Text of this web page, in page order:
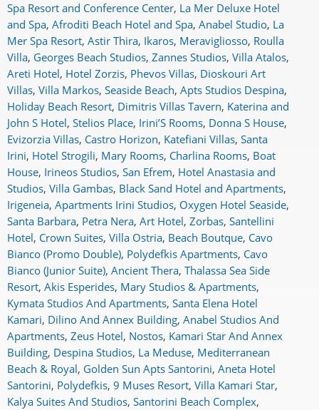
Spa Resort and Conference Center, La Mer Deluxe Hotel
and Spa, Afroditi Beach Hotel and Spa, Anabel Studio, La
Mer Spa Resort, Astir Thira, Ikaros, Meravigliosso, Roulla
Villa, Georges Beach Studios, Zannes Studios, Villa Atalos,
Areti Hotel, Hotel Zorzis, Phevos Villas, Dioskouri Art
Villas, Villa Markos, Seaside Beach, Apts Studios Despina,
Holiday Beach Resort, Dimitris Villas Tavern, Katerina and
John S Hotel, Stelios Place, Irini’S Rooms, Donna S House,
Evizorzia Villas, Castro Horizon, Katefiani Villas, Santa
Irini, Hotel Strogili, Mary Rooms, Charlina Rooms, Boat
House, Irineos Studios, San Efrem, Hotel Anastasia and
Studios, Villa Gambas, Black Sand Hotel and Apartments,
Irigeneia, Apartments Irini Studios, Oxygen Hotel Seaside,
Santa Barbara, Petra Nera, Art Hotel, Zorbas, Santellini
Hotel, Crown Suites, Villa Ostria, Beach Boutque, Cavo
Bianco (Promo Double), Polydefkis Apartments, Cavo
Bianco (Junior Suite), Ancient Thera, Thalassa Sea Side
Resort, Akis Esperides, Mary Studios & Apartments,
Kymata Studios And Apartments, Santa Elena Hotel
Kamari, Dilino And Annex Building, Anabel Studios And
Apartments, Zeus Hotel, Nostos, Kamari Star And Annex
Building, Despina Studios, La Meduse, Mediterranean
Beach & Royal, Golden Sun Apts Santorini, Aneta Hotel
Santorini, Polydefkis, 9 Muses Resort, Villa Kamari Star,
Kalya Suites And Studios, Santorini Beach Complex,